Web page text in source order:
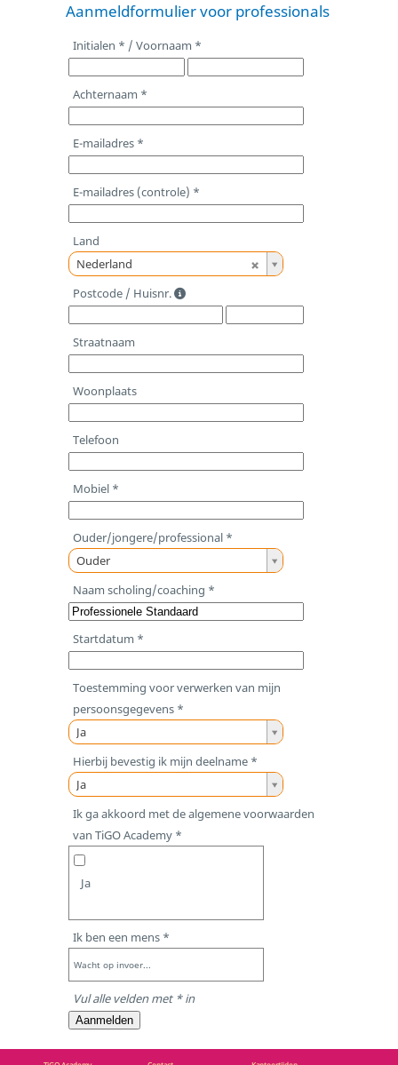
Aanmeldformulier voor professionals
Initialen * / Voornaam *
Achternaam *
E-mailadres *
E-mailadres (controle) *
Land
Nederland
L
n
d
Postcode / Huisnr.
Straatnaam
Woonplaats
Telefoon
Mobiel *
Ouder/jongere/professional *
Ouder
O
d
e
o
n
e
r
e
/
p
f
e
s
o
n
Naam scholing/coaching *
Startdatum *
Toestemming voor verwerken van mijn
persoonsgegevens *
Ja
T
e
s
e
m
n
g
v
o
r
v
Hierbij bevestig ik mijn deelname *
Ja
H
r
b
b
e
s
Ik ga akkoord met de algemene voorwaarden
van TiGO Academy *
Ja
Ik ben een mens *
Wacht op invoer...
Vul alle velden met * in
Aanmelden